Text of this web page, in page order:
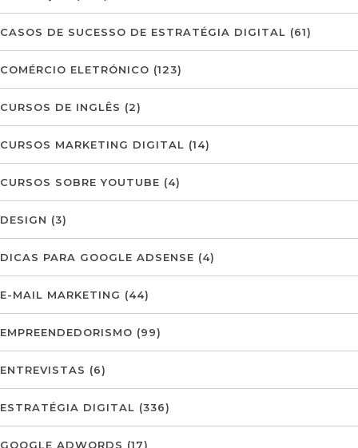
CASOS DE SUCESSO DE ESTRATÉGIA DIGITAL (61)
COMÉRCIO ELETRÓNICO (123)
CURSOS DE INGLÊS (2)
CURSOS MARKETING DIGITAL (14)
CURSOS SOBRE YOUTUBE (4)
DESIGN (3)
DICAS PARA GOOGLE ADSENSE (4)
E-MAIL MARKETING (44)
EMPREENDEDORISMO (99)
ENTREVISTAS (6)
ESTRATÉGIA DIGITAL (336)
GOOGLE ADWORDS (17)